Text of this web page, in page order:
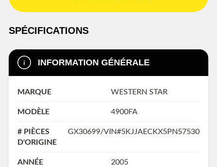
SPÉCIFICATIONS
INFORMATION GÉNÉRALE
MARQUE WESTERN STAR
MODÈLE 4900FA
# PIÈCES
D'ORIGINE
GX30699/VIN#5KJJAECKX5PN57530
ANNÉE 2005